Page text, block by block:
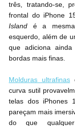
três, tratando-se,
frontal do iPhone
Island é a
esquerdo, além de
que adiciona
bordas mais finas.
Molduras ultrafinas
curva sutil
telas dos iPhones
pareçam mais